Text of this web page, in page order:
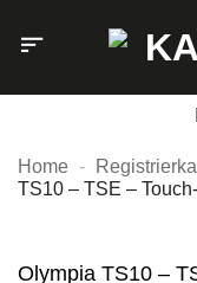
Inhalt
Home -
TS10 – TSE –
Olympia TS10 –